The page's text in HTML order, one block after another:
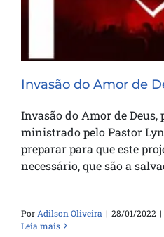
Invasão do Amor de
Invasão do Amor de
ministrado pelo Pastor
preparar para que este
necessário, que são a
PorAdilson Oliveira | 28/01/2022 |
Leia mais